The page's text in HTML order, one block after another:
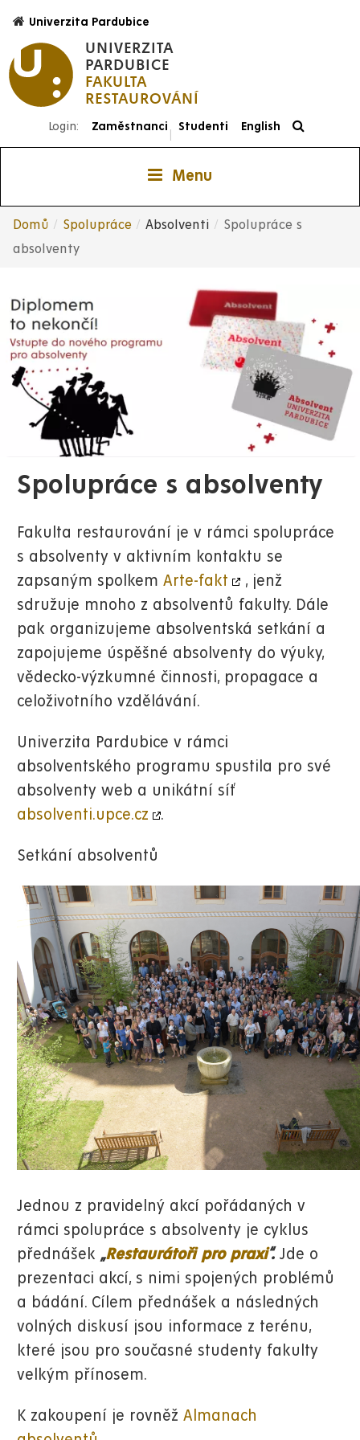
hlavnímu
obsahu
UNIVERZITA
PARDUBICE
FAKULTA
RESTAUROVÁNÍ
Univerzita Pardubice
Login: Zaměstnanci
|
Studenti English
Menu
Drobečková
Domů Spolupráce Absolventi
Spolupráce s
absolventy
Spolupráce s absolventy
Fakulta restaurování je v rámci spolupráce
s absolventy v aktivním kontaktu se
zapsaným spolkem Arte-fakt
, jenž
sdružuje mnoho z absolventů fakulty. Dále
pak organizujeme absolventská setkání a
zapojujeme úspěšné absolventy do výuky,
vědecko-výzkumné činnosti, propagace a
celoživotního vzdělávání.
Univerzita Pardubice v rámci
absolventského programu spustila pro své
absolventy web a unikátní síť
absolventi.upce.cz
.
Setkání absolventů
Jednou z pravidelný akcí pořádaných v
rámci spolupráce s absolventy je cyklus
přednášek „Restaurátoři pro praxi“.Jde o
prezentaci akcí, s nimi spojených problémů
a bádání. Cílem přednášek a následných
volných diskusí jsou informace z terénu,
které jsou pro současné studenty fakulty
velkým přínosem.
K zakoupení je rovněž Almanach